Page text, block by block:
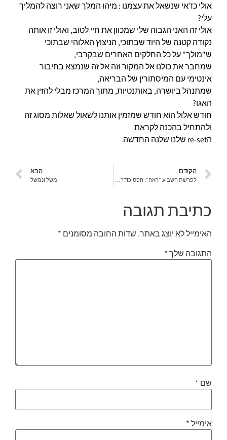
אולי כדאי שנשאל את עצמנו : מיהו המלך שאני רוצה להמליך
עלי?
אולי זה האני הגבוה שלי שמכוון את חיי לטוב, ואולי זו אותה
נקודה קטנה של היוד שבתוכי, הניצוץ האלוהי שבתוכי
ש"מולך" על כל החלקים האחרים שבקרבי,
שמחבר את כולנו אל המקור וזה אל זה שנמצא בחיבור
אינטימי עם המיסתורין של הבריאה,
שמתנהל ביושרה, באותנטיות, מתוך המרכז מבלי להזין את
האגו?
חודש אלול הוא חודש שמזמין אותנו לשאול שאלות מסוג זה
ולהתחיל בהכנה לקראת
הre-set שלנו שלנה החדשה.
הקודם
לפרשת השבוע "ראה": הפסיכודרמה של הקללה והברכה
הבא
משל ונמשל
כתיבת תגובה
האימייל לא יוצג באתר. שדות החובה מסומנים *
התגובה שלך*
שם *
אימייל*